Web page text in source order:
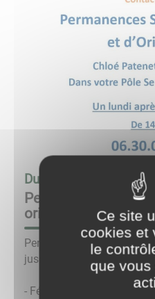
Du 08/04/24 à 14:00
Permanence du
orientation
Permanences de 14h à
jusqu'au mois de juin 2024
- Février 2024 : lundi 26/02
Ce site
cookies et
le
que vous